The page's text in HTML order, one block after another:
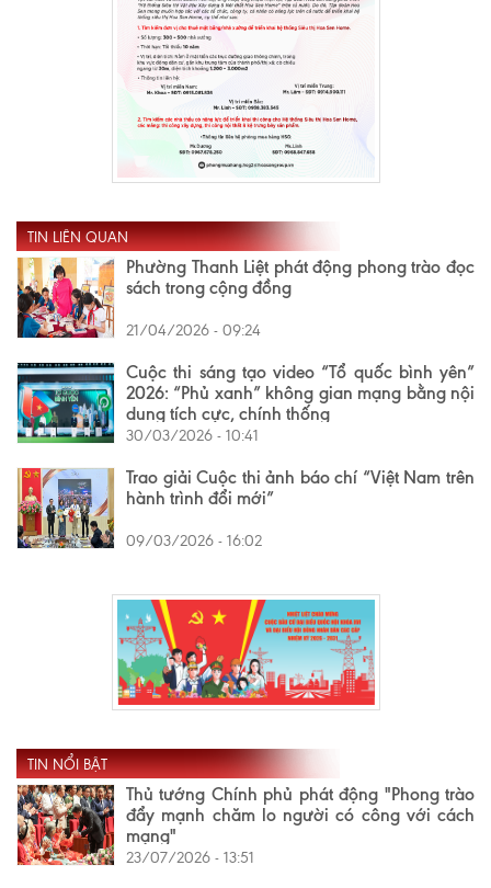
TIN LIÊN QUAN
Phường Thanh Liệt phát động phong trào đọc
sách trong cộng đồng
21/04/2026 - 09:24
Cuộc thi sáng tạo video “Tổ quốc bình yên”
2026: “Phủ xanh” không gian mạng bằng nội
dung tích cực, chính thống
30/03/2026 - 10:41
Trao giải Cuộc thi ảnh báo chí “Việt Nam trên
hành trình đổi mới”
09/03/2026 - 16:02
TIN NỔI BẬT
Thủ tướng Chính phủ phát động "Phong trào
đẩy mạnh chăm lo người có công với cách
mạng"
23/07/2026 - 13:51